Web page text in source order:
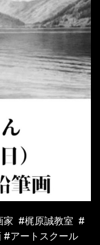
家 #梶原誠教室 #
#アートスクール